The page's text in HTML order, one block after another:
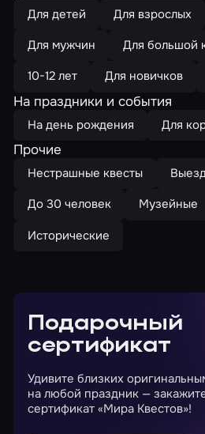
Для детей Для взрослых
Для мужчин
Для большой
10-12 лет
Для новичков
На праздники и события
На день рождения Для
Прочие
Нестрашные квесты
До 30 человек
Музейные
Исторические
Подарочный
сертификат
Удивите близких
на любой праздник —
сертификат «Мира Квестов»!